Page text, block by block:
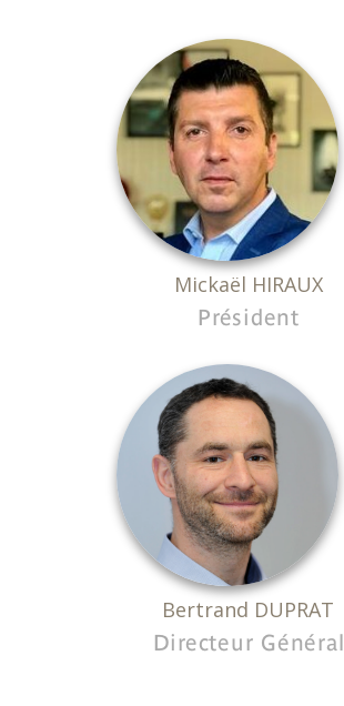
Mickaël HIRAUX
Président
Bertrand DUPRAT
Directeur Général